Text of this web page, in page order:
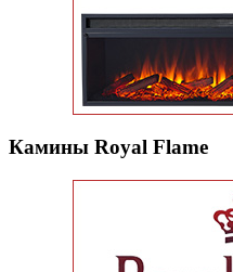
Камины Royal Flame